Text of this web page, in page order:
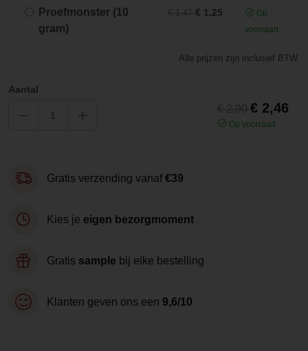
Proefmonster (10
gram)
€ 1,25
Op
voorraad
Alle prijzen zijn inclusief BTW.
Aantal
€ 2,46
Op voorraad
Gratis verzending vanaf €39
Kies je eigen bezorgmoment
Gratis sample bij elke bestelling
Klanten geven ons een 9,6/10